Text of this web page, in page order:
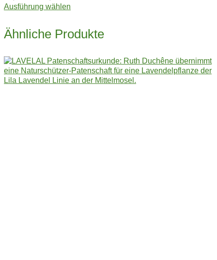
Ausführung wählen
mehrere
Die
Optionen
können
Ähnliche Produkte